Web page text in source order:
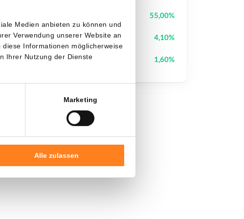
Medien anbieten zu können und
Verwendung unserer Website an
Informationen möglicherweise
Ihrer Nutzung der Dienste
Marketing
Alle zulassen
55,00%
Pi Network PI 4,10%
Ethereum ETH 1,60%